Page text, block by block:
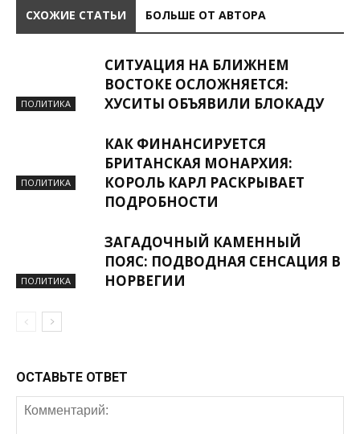
СХОЖИЕ СТАТЬИ БОЛЬШЕ ОТ АВТОРА
ПОЛИТИКА
СИТУАЦИЯ НА БЛИЖНЕМ
ВОСТОКЕ ОСЛОЖНЯЕТСЯ:
ХУСИТЫ ОБЪЯВИЛИ БЛОКАДУ
ПОЛИТИКА
КАК ФИНАНСИРУЕТСЯ
БРИТАНСКАЯ МОНАРХИЯ:
КОРОЛЬ КАРЛ РАСКРЫВАЕТ
ПОДРОБНОСТИ
ПОЛИТИКА
ЗАГАДОЧНЫЙ КАМЕННЫЙ
ПОЯС: ПОДВОДНАЯ СЕНСАЦИЯ В
НОРВЕГИИ
ОСТАВЬТЕ ОТВЕТ